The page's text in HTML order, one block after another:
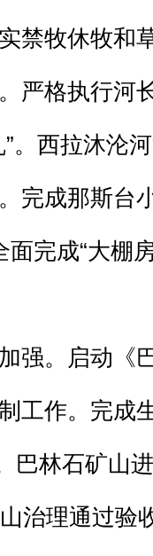
禁牧休牧和
严格执行河
。西拉沐沦
完成那斯台
完成“大棚
。启动《
工作。完成
巴林石矿山
治理通过验